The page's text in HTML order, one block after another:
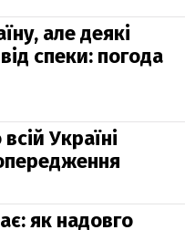
але деякі
спеки: погода
Україні
як надовго